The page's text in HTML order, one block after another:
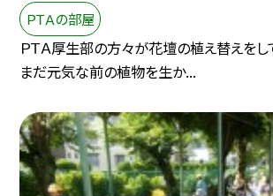
ＰＴＡの部屋
ＰＴＡ厚生部の方々が花壇の植え替えをし
まだ元気な前の植物を生か...